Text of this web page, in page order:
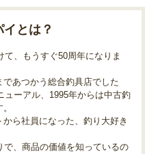
とは？
、もうすぐ50周年になりま
あつかう総合釣具店でした
ューアル、1995年からは中古釣
ら社員になった、釣り大好き
で、商品の価値を知っているの